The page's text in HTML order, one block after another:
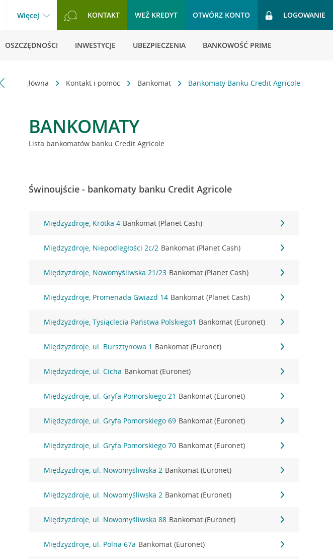
Więcej KONTAKT WEŹ KREDYT OTWÓRZ KONTO LOGOWANIE
OSZCZĘDNOŚCI INWESTYCJE UBEZPIECZENIA BANKOWOŚĆ PRIME
Strona główna Kontakt i pomoc Bankomat Bankomaty Banku Credit Agricole
BANKOMATY
Lista bankomatów banku Credit Agricole
Świnoujście - bankomaty banku Credit Agricole
Międzyzdroje, Krótka 4 Bankomat (Planet Cash)
Międzyzdroje, Niepodległości 2c/2 Bankomat (Planet Cash)
Międzyzdroje, Nowomyśliwska 21/23 Bankomat (Planet Cash)
Międzyzdroje, Promenada Gwiazd 14 Bankomat (Planet Cash)
Międzyzdroje, Tysiąclecia Państwa Polskiego1 Bankomat (Euronet)
Międzyzdroje, ul. Bursztynowa 1 Bankomat (Euronet)
Międzyzdroje, ul. Cicha Bankomat (Euronet)
Międzyzdroje, ul. Gryfa Pomorskiego 21 Bankomat (Euronet)
Międzyzdroje, ul. Gryfa Pomorskiego 69 Bankomat (Euronet)
Międzyzdroje, ul. Gryfa Pomorskiego 70 Bankomat (Euronet)
Międzyzdroje, ul. Nowomyśliwska 2 Bankomat (Euronet)
Międzyzdroje, ul. Nowomyśliwska 2 Bankomat (Euronet)
Międzyzdroje, ul. Nowomyśliwska 88 Bankomat (Euronet)
Międzyzdroje, ul. Polna 67a Bankomat (Euronet)